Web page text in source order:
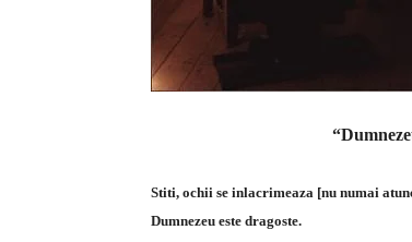
Stiti, ochii se inlacrimeaza [nu numai
Dumnezeu este dragoste.